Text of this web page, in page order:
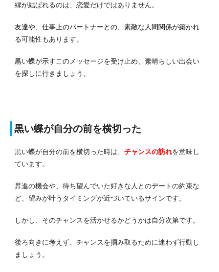
縁が結ばれるのは、恋愛だけではありません。
友達や、仕事上のパートナーとの、素敵な人間関係が築かれ
る可能性もあります。
黒い蝶が示すこのメッセージを受け止め、素晴らしい出会い
を探しに行きましょう。
黒い蝶が自分の前を横切った
黒い蝶が自分の前を横切った時は、 チャンスの訪れを意味し
ています。
昇進の機会や、待ち望んでいた好きな人とのデートの約束な
ど、望みが叶うタイミングが近づいているサインです。
しかし、そのチャンスを活かせるかどうかは自分次第です。
後ろ向きに考えず、チャンスを掴み取るために迷わず行動し
ましょう。